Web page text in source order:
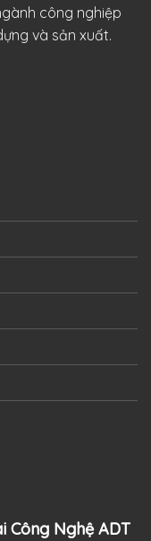
công nghiệp
và sản xuất.
Công Nghệ ADT